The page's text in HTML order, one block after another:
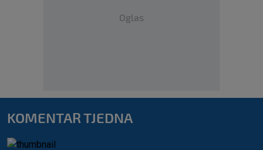
Oglas
KOMENTAR TJEDNA